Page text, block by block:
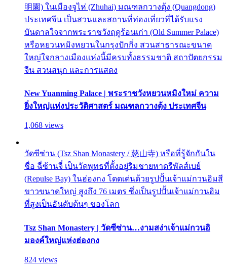
明園) ในเมืองจูไห่ (Zhuhai) มณฑลกวางตุ้ง (Quangdong)
ประเทศจีน เป็นสวนและสถานที่ท่องเที่ยวที่ได้รับแรง
บันดาลใจจากพระราชวังฤดูร้อนเก่า (Old Summer Palace)
หรือหยวนหมิงหยวนในกรุงปักกิ่ง สวนสาธารณะขนาด
ใหญ่ใจกลางเมืองแห่งนี้มีครบทั้งธรรมชาติ สถาปัตยกรรม
จีน สวนสนุก และการแสดง
New Yuanming Palace | พระราชวังหยวนหมิงใหม่ ความ
ยิ่งใหญ่แห่งประวัติศาสตร์ มณฑลกวางตุ้ง ประเทศจีน
1,068 views
วัดซีซ่าน (Tsz Shan Monastery / 慈山寺) หรือที่รู้จักกันใน
ชื่อ ฉี่ซ้านจี๋ เป็นวัดพุทธที่ตั้งอยู่ริมชายหาดรีพัลส์เบย์
(Repulse Bay) ในฮ่องกง โดดเด่นด้วยรูปปั้นเจ้าแม่กวนอิมสี
ขาวขนาดใหญ่ สูงถึง 76 เมตร ซึ่งเป็นรูปปั้นเจ้าแม่กวนอิม
ที่สูงเป็นอันดับต้นๆ ของโลก
Tsz Shan Monastery | วัดซีซ่าน…งามสง่าเจ้าแม่กวนอิ
มองค์ใหญ่แห่งฮ่องกง
824 views